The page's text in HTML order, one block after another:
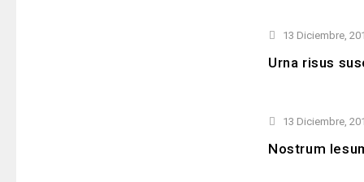
13 Diciembre,
Urna risus
13 Diciembre,
Nostrum